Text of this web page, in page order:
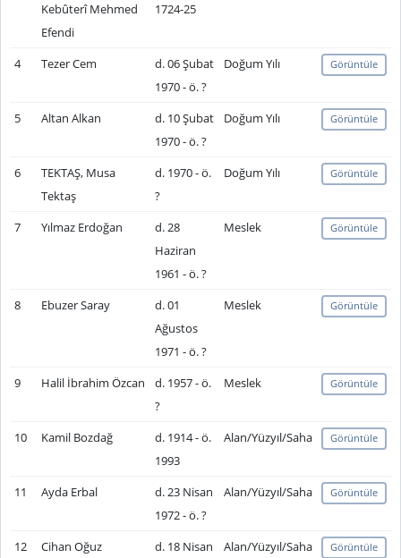
Kebûterî Mehmed
Efendi
1724-25
4 Tezer Cem
d. 06 Şubat
1970 - ö. ?
Doğum Yılı Görüntüle
5 Altan Alkan
d. 10 Şubat
1970 - ö. ?
Doğum Yılı Görüntüle
6
TEKTAŞ, Musa
Tektaş
d. 1970 - ö.
?
Doğum Yılı Görüntüle
7 Yılmaz Erdoğan
d. 28
Haziran
1961 - ö. ?
Meslek Görüntüle
8 Ebuzer Saray
d. 01
Ağustos
1971 - ö. ?
Meslek Görüntüle
9 Halil İbrahim Özcan
d. 1957 - ö.
?
Meslek Görüntüle
10 Kamil Bozdağ
d. 1914 - ö.
1993
Alan/Yüzyıl/Saha Görüntüle
11 Ayda Erbal
d. 23 Nisan
1972 - ö. ?
Alan/Yüzyıl/Saha Görüntüle
12 Cihan Oğuz d. 18 Nisan Alan/Yüzyıl/Saha Görüntüle